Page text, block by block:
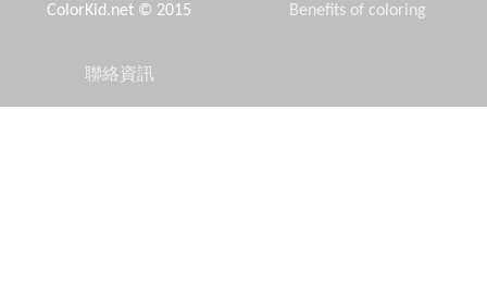
ColorKid.net © 2015 Benefits of coloring
聯絡資訊